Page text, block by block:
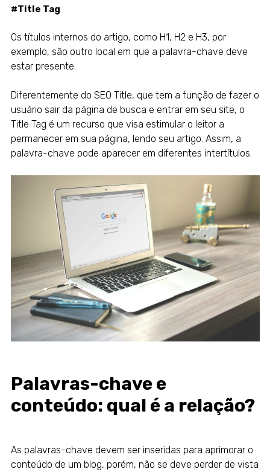
#Title Tag
Os títulos internos do artigo, como H1, H2 e H3, por
exemplo, são outro local em que a palavra-chave deve
estar presente.
Diferentemente do SEO Title, que tem a função de fazer o
usuário sair da página de busca e entrar em seu site, o
Title Tag é um recurso que visa estimular o leitor a
permanecer em sua página, lendo seu artigo. Assim, a
palavra-chave pode aparecer em diferentes intertítulos.
Palavras-chave e
conteúdo: qual é a relação?
As palavras-chave devem ser inseridas para aprimorar o
conteúdo de um blog, porém, não se deve perder de vista